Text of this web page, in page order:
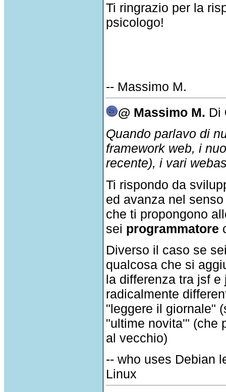
Ti ringrazio per la
psicologo!
-- Massimo M.
@ Massimo M. Di
Quando parlavo di
framework web, i
recente), i vari
Ti rispondo da
ed avanza nel
che ti propongono
sei programmatore
Diverso il caso se
qualcosa che si
la differenza tra jsf
radicalmente
"leggere il giornale"
"ultime novita'" (che
al vecchio)
-- who uses Debian
Linux